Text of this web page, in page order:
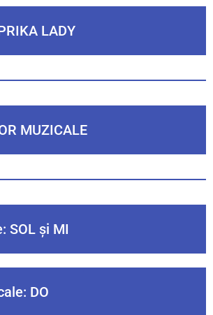
LADY
MUZICALE
SOL și MI
DO